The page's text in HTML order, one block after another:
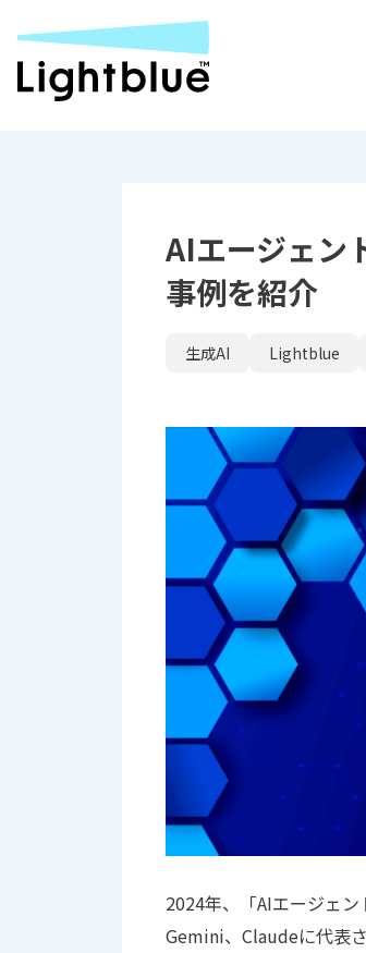
AIエージェン
事例を紹介
生成AI Lightblue
2024年、「AIエージェ
Gemini、Claudeに代表